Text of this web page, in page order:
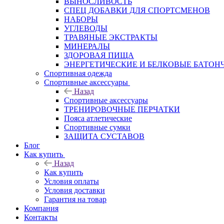
СПЕЦ ДОБАВКИ ДЛЯ СПОРТСМЕНОВ
НАБОРЫ
УГЛЕВОДЫ
ТРАВЯНЫЕ ЭКСТРАКТЫ
МИНЕРАЛЫ
ЗДОРОВАЯ ПИЩА
ЭНЕРГЕТИЧЕСКИЕ И БЕЛКОВЫЕ
Спортивная одежда
Спортивные аксессуары
Назад
Спортивные аксессуары
ТРЕНИРОВОЧНЫЕ ПЕРЧАТКИ
Пояса атлетические
Спортивные сумки
ЗАЩИТА СУСТАВОВ
Блог
Как купить
Назад
Как купить
Условия оплаты
Условия доставки
Гарантия на товар
Компания
Контакты